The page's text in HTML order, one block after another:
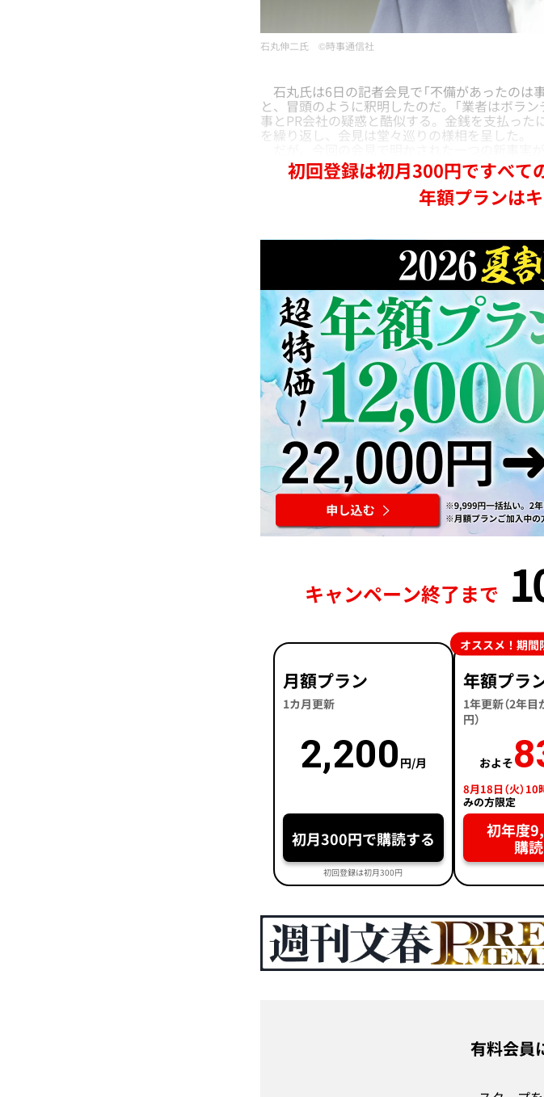
石丸伸二氏 ©︎時事通信社
石丸氏は6日の記者会見で「不備があったのは
と、冒頭のように釈明したのだ。「業者はボラ
事とPR会社の疑惑と酷似する。金銭を支払った
を繰り返し、会見は堂々巡りの様相を呈した。
初回登録は初月300円ですべて
年額プランは
キャンペーン終了まで
月額プラン
1カ月更新
2,200 円/月
初月300円で購読する
初回登録は初月300円
年額プラ
1年更新（2年
円）
およそ
8月18日（火）10
みの方限定
初年度
購
オススメ！期間
有料会員